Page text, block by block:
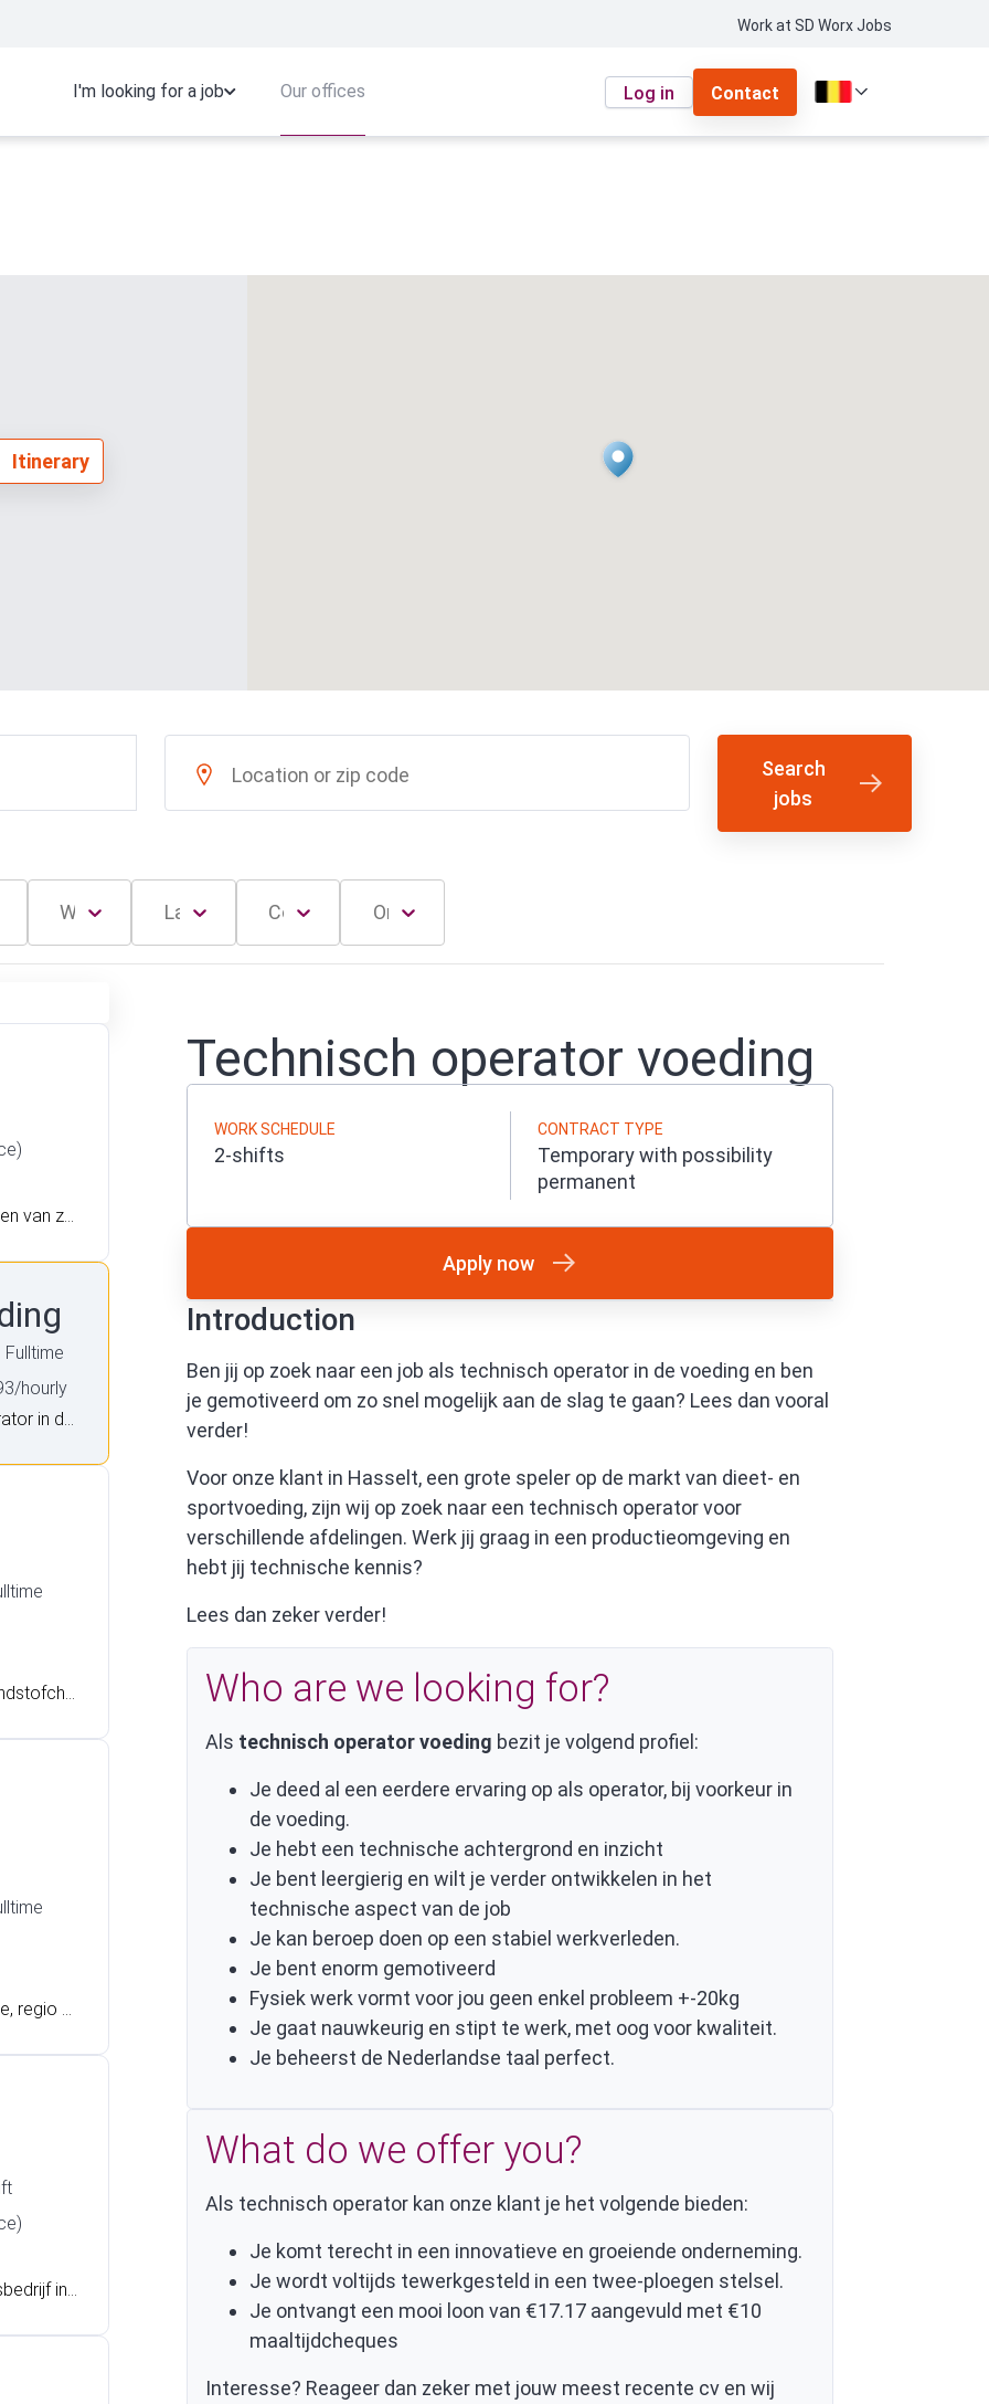
Work at SD Worx Jobs
I'm looking for a job Our offices Log in Contact
Itinerary
Search
jobs
van zo
dan
Fulltime
hourly
in de
onze kla
operat
een pr
da
het bedri
jou!
regio G
in
opgeda
Technisch operator voeding
WORK SCHEDULE
2-shifts
CONTRACT TYPE
Temporary with possibility
permanent
Apply now
Introduction
Ben jij op zoek naar een job als technisch operator in de voeding en ben
je gemotiveerd om zo snel mogelijk aan de slag te gaan? Lees dan vooral
verder!
Voor onze klant in Hasselt, een grote speler op de markt van dieet- en
sportvoeding, zijn wij op zoek naar een technisch operator voor
verschillende afdelingen. Werk jij graag in een productieomgeving en
hebt jij technische kennis?
Lees dan zeker verder!
Who are we looking for?
Als technisch operator voeding bezit je volgend profiel:
Je deed al een eerdere ervaring op als operator, bij voorkeur in
de voeding.
Je hebt een technische achtergrond en inzicht
Je bent leergierig en wilt je verder ontwikkelen in het
technische aspect van de job
Je kan beroep doen op een stabiel werkverleden.
Je bent enorm gemotiveerd
Fysiek werk vormt voor jou geen enkel probleem +-20kg
Je gaat nauwkeurig en stipt te werk, met oog voor kwaliteit.
Je beheerst de Nederlandse taal perfect.
What do we offer you?
Als technisch operator kan onze klant je het volgende bieden:
Je komt terecht in een innovatieve en groeiende onderneming.
Je wordt voltijds tewerkgesteld in een twee-ploegen stelsel.
Je ontvangt een mooi loon van €17.17 aangevuld met €10
maaltijdcheques
Interesse? Reageer dan zeker met jouw meest recente cv en wij